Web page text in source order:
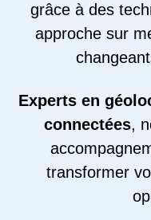
grâce à des
approche sur
Experts en
connectées,
transformer